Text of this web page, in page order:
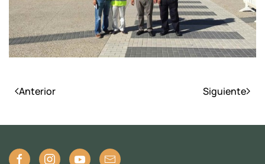
Anterior Siguiente